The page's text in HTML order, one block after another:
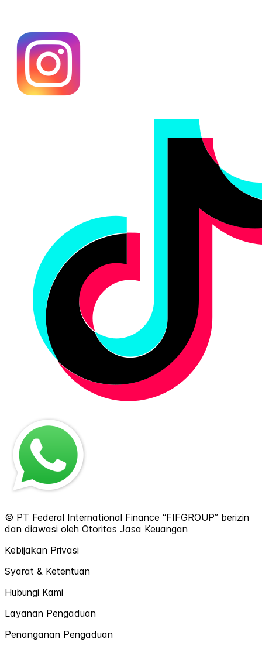
© PT Federal International Finance “FIFGROUP” berizin
dan diawasi oleh Otoritas Jasa Keuangan
Kebijakan Privasi
Syarat & Ketentuan
Hubungi Kami
Layanan Pengaduan
Penanganan Pengaduan